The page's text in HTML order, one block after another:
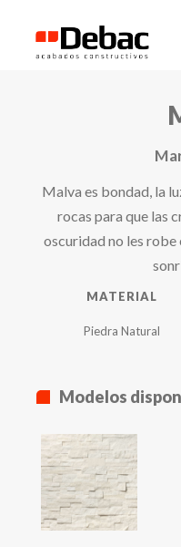
Malva es bondad, la
rocas para que las
oscuridad no les robe
MATERIAL
Piedra Natural
Modelos